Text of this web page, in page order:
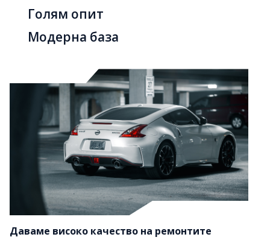
Голям опит
Модерна база
Даваме високо качество на ремонтите
Гаранция на ремонтите